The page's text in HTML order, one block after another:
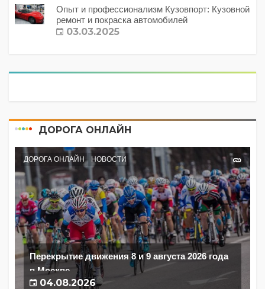
Опыт и профессионализм Кузовпорт: Кузовной
ремонт и покраска автомобилей
03.03.2025
ДОРОГА ОНЛАЙН
ДОРОГА ОНЛАЙН НОВОСТИ
Перекрытие движения 8 и 9 августа 2026 года
в Москве
04.08.2026